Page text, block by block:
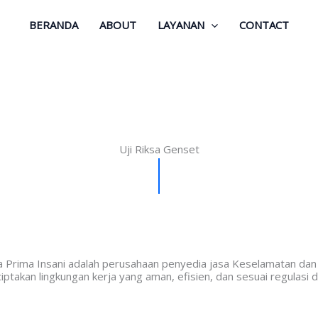
BERANDA ABOUT LAYANAN CONTACT
Uji Riksa Genset
Prima Insani adalah perusahaan penyedia jasa Keselamatan
lingkungan kerja yang aman, efisien, dan sesuai regulasi